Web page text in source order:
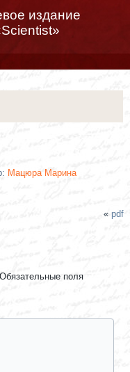
издание
Мацюра Марина
«pdf
Обязательные поля